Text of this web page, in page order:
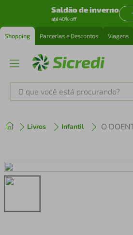
Saldão de inverno
até 40% off
Shopping Parcerias e Descontos Viagens
O que você está procurando?
Livros Infantil
2º cafeteira